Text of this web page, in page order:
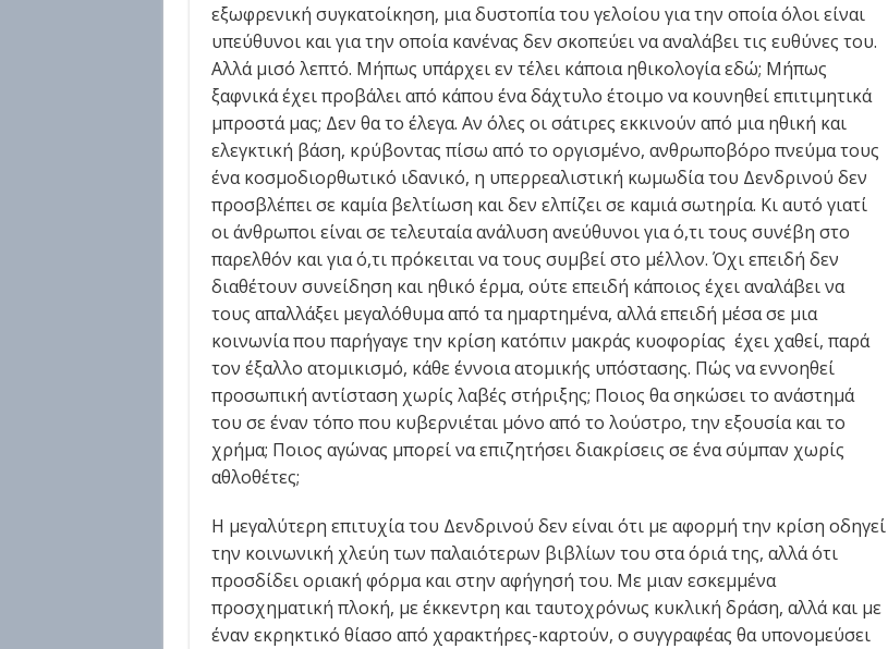
εξωφρενική συγκατοίκηση, μια δυστοπία του γελοίου για την οποία όλοι είναι
υπεύθυνοι και για την οποία κανένας δεν σκοπεύει να αναλάβει τις ευθύνες του.
Αλλά μισό λεπτό. Μήπως υπάρχει εν τέλει κάποια ηθικολογία εδώ; Μήπως
ξαφνικά έχει προβάλει από κάπου ένα δάχτυλο έτοιμο να κουνηθεί επιτιμητικά
μπροστά μας; Δεν θα το έλεγα. Αν όλες οι σάτιρες εκκινούν από μια ηθική και
ελεγκτική βάση, κρύβοντας πίσω από το οργισμένο, ανθρωποβόρο πνεύμα τους
ένα κοσμοδιορθωτικό ιδανικό, η υπερρεαλιστική κωμωδία του Δενδρινού δεν
προσβλέπει σε καμία βελτίωση και δεν ελπίζει σε καμιά σωτηρία. Κι αυτό γιατί
οι άνθρωποι είναι σε τελευταία ανάλυση ανεύθυνοι για ό,τι τους συνέβη στο
παρελθόν και για ό,τι πρόκειται να τους συμβεί στο μέλλον. Όχι επειδή δεν
διαθέτουν συνείδηση και ηθικό έρμα, ούτε επειδή κάποιος έχει αναλάβει να
τους απαλλάξει μεγαλόθυμα από τα ημαρτημένα, αλλά επειδή μέσα σε μια
κοινωνία που παρήγαγε την κρίση κατόπιν μακράς κυοφορίας έχει χαθεί, παρά
τον έξαλλο ατομικισμό, κάθε έννοια ατομικής υπόστασης. Πώς να εννοηθεί
προσωπική αντίσταση χωρίς λαβές στήριξης; Ποιος θα σηκώσει το ανάστημά
του σε έναν τόπο που κυβερνιέται μόνο από το λούστρο, την εξουσία και το
χρήμα; Ποιος αγώνας μπορεί να επιζητήσει διακρίσεις σε ένα σύμπαν χωρίς
αθλοθέτες;
Η μεγαλύτερη επιτυχία του Δενδρινού δεν είναι ότι με αφορμή την κρίση οδηγεί
την κοινωνική χλεύη των παλαιότερων βιβλίων του στα όριά της, αλλά ότι
προσδίδει οριακή φόρμα και στην αφήγησή του. Με μιαν εσκεμμένα
προσχηματική πλοκή, με έκκεντρη και ταυτοχρόνως κυκλική δράση, αλλά και με
έναν εκρηκτικό θίασο από χαρακτήρες-καρτούν, ο συγγραφέας θα υπονομεύσει